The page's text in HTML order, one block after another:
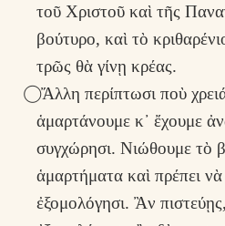
τοῦ Χριστοῦ καὶ τῆς
βούτυρο, καὶ τὸ
τρῶς θὰ γίνῃ κρέας.
⃝ Ἄλλη περίπτωσι ποὺ
ἁμαρτάνουμε κ᾽ ἔχουμε
συγχώρησι. Νιώθουμε τὸ
ἁμαρτήματα καὶ πρέπει
ἐξομολόγησι. Ἂν